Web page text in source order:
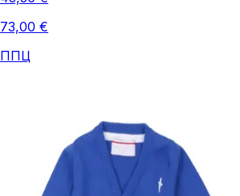
73,00 €
ППЦ